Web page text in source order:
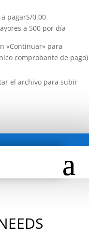
pagarS/0.00
a 500 por día
«Continuar» para
comprobante de pago)
el archivo para subir